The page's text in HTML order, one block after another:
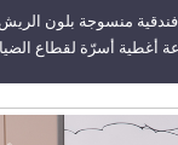
منسوجة بلون
أغطية أسرّة لقطاع